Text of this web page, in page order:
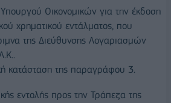
Οικονομικών για την έκδοση
χρηματικού εντάλματος, που
της Διεύθυνσης Λογαριασμών
κατάσταση της παραγράφου 3.
εντολής προς την Τράπεζα της